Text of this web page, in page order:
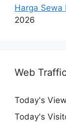
Harga Sewa
2026
Web Traffic
Today's
Today's